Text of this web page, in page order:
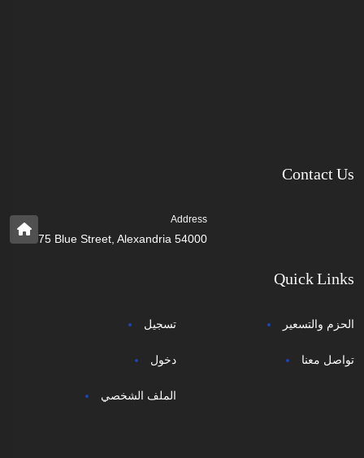
Contact Us
Address
75 Blue Street, Alexandria 54000
Quick Links
تسجيل
دخول
الملف الشخصي
الحزم والتسعير
تواصل معنا